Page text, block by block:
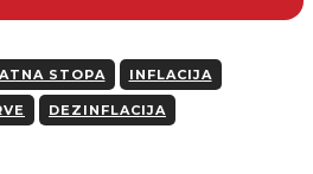
STOPA INFLACIJA
DEZINFLACIJA